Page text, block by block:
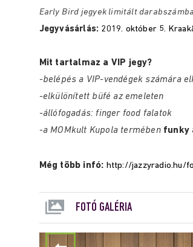
Early Bird jegyek limitált
Jegyvásárlás: 2019. október 5.
Mit tartalmaz a VIP jegy?
-belépés a VIP-vendégek számára
-elkülönített büfé az emeleten
-állófogadás: finger food falatok
-a MOMkult Kupola termében funky
Még több infó: http://jazzyradio.hu/
FOTÓ GALÉRIA